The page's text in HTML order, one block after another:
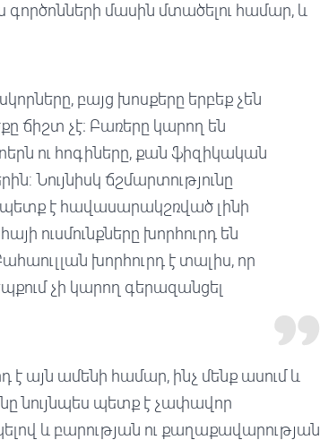
մասին մտածելու համար, և
բայց խոսքերը երբեք չեն
ճիշտ չէ։ Բառերը կարող են
ու հոգիները, քան ֆիզիկական
Նույնիսկ ճշմարտությունը
պետք է հավասարակշռված լինի
ուսմունքները խորհուրդ են
խորհուրդ է տալիս, որ
չի կարող գերազանցել
է այն ամենի համար, ինչ մենք ասում և
նույնպես պետք է չափավոր
և բարության ու քաղաքավարության